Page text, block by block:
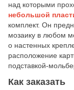
над которыми
небольшой
комплект. Он
мозаику в любом
о настенных
расположение
подставкой-
Как заказать